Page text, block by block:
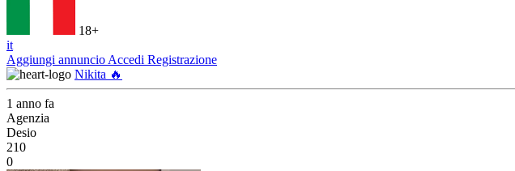
18+
it
Aggiungi annuncio Accedi Registrazione
Nikita 🔥
1 anno fa
Agenzia
Desio
210
0